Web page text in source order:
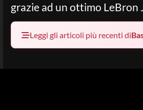
grazie ad un ottimo LeBron
Leggi gli articoli più recenti di